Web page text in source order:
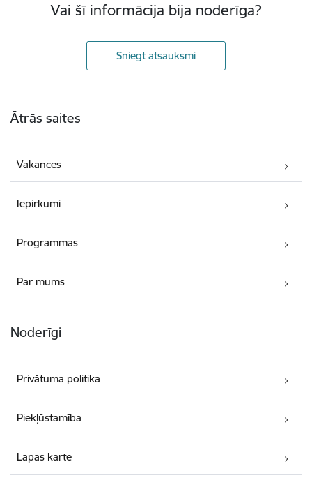
Vai šī informācija bija noderīga?
Sniegt atsauksmi
Ātrās saites
Vakances
Iepirkumi
Programmas
Par mums
Noderīgi
Privātuma politika
Piekļūstamība
Lapas karte